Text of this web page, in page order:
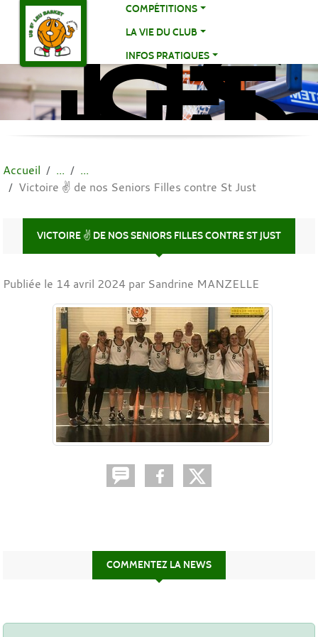
COMPÉTITIONS
LA VIE DU CLUB
INFOS PRATIQUES
US
ST
Accueil
Victoire ✌️ de nos Seniors Filles contre St Just
VICTOIRE ✌️ DE NOS SENIORS FILLES CONTRE ST JUST
Publiée le 14 avril 2024 par Sandrine MANZELLE
COMMENTEZ LA NEWS
Panneau de gestion des cookies